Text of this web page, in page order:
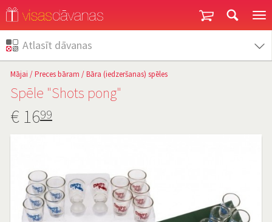
Atlasīt dāvanas
Mājai /Preces bāram /Bāra (iedzeršanas) spēles
Spēle "Shots pong"
€ 1699